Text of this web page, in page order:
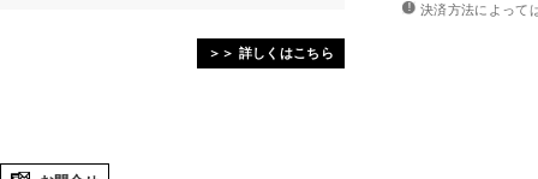
＞＞ 詳しくはこちら
決済方法によって